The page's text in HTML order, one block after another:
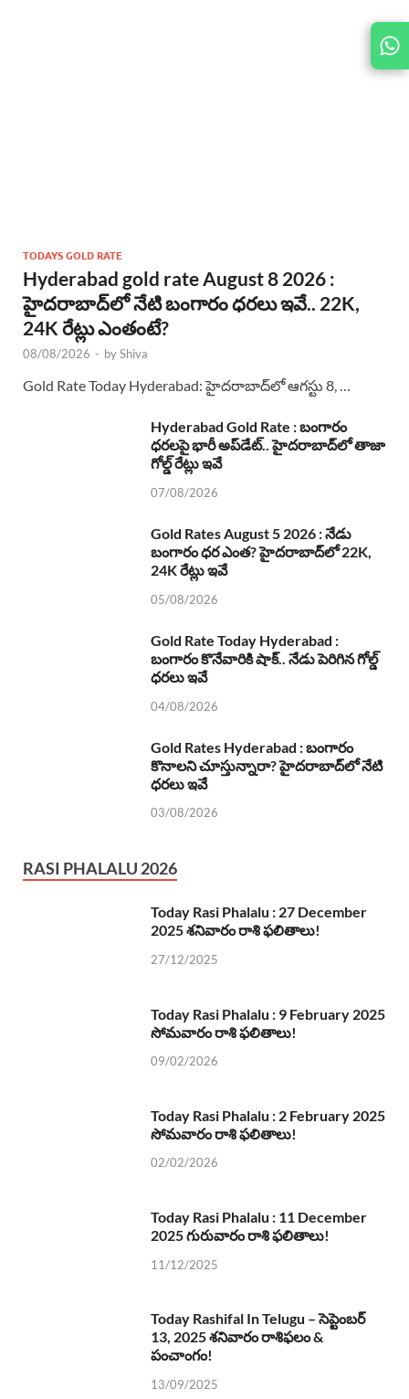
JOIN
US ON
TODAYS GOLD RATE
Hyderabad gold rate August 8 2026 :
హైదరాబాద్‌లో నేటి బంగారం ధరలు ఇవే.. 22K,
24K రేట్లు ఎంతంటే?
08/08/2026 - byShiva
Gold Rate Today Hyderabad: హైదరాబాద్‌లో ఆగస్టు 8, …
Hyderabad Gold Rate : బంగారం
ధరలపై భారీ అప్‌డేట్.. హైదరాబాద్‌లో తాజా
గోల్డ్ రేట్లు ఇవే
07/08/2026
Gold Rates August 5 2026 : నేడు
బంగారం ధర ఎంత? హైదరాబాద్‌లో 22K,
24K రేట్లు ఇవే
05/08/2026
Gold Rate Today Hyderabad :
బంగారం కొనేవారికి షాక్.. నేడు పెరిగిన గోల్డ్
ధరలు ఇవే
04/08/2026
Gold Rates Hyderabad : బంగారం
కొనాలని చూస్తున్నారా? హైదరాబాద్‌లో నేటి
ధరలు ఇవే
03/08/2026
RASI PHALALU 2026
Today Rasi Phalalu : 27 December
2025 శనివారం రాశి ఫలితాలు!
27/12/2025
Today Rasi Phalalu : 9 February 2025
సోమవారం రాశి ఫలితాలు!
09/02/2026
Today Rasi Phalalu : 2 February 2025
సోమవారం రాశి ఫలితాలు!
02/02/2026
Today Rasi Phalalu : 11 December
2025 గురువారం రాశి ఫలితాలు!
11/12/2025
Today Rashifal In Telugu – సెప్టెంబర్
13, 2025 శనివారం రాశిఫలం &
పంచాంగం!
13/09/2025